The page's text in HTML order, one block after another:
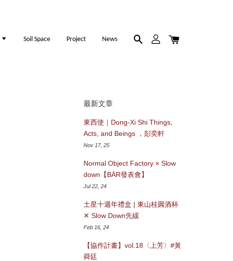
Soil Space Project News
最新文章
東西使｜Dong-Xi Shi Things,
Acts, and Beings ，彭奕軒
Nov 17, 25
Normal Object Factory × Slow
down【BÄR發表會】
Jul 22, 24
土星十週年禮盒 | 東山桂圓酒杯
✕ Slow Down先緩
Feb 16, 24
【協作計畫】vol.18〈上芳〉#黃
舜廷